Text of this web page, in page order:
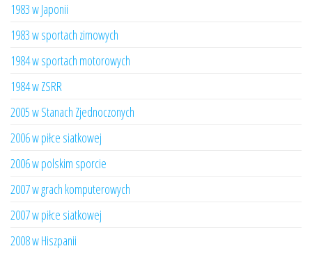
1983 w Japonii
1983 w sportach zimowych
1984 w sportach motorowych
1984 w ZSRR
2005 w Stanach Zjednoczonych
2006 w piłce siatkowej
2006 w polskim sporcie
2007 w grach komputerowych
2007 w piłce siatkowej
2008 w Hiszpanii